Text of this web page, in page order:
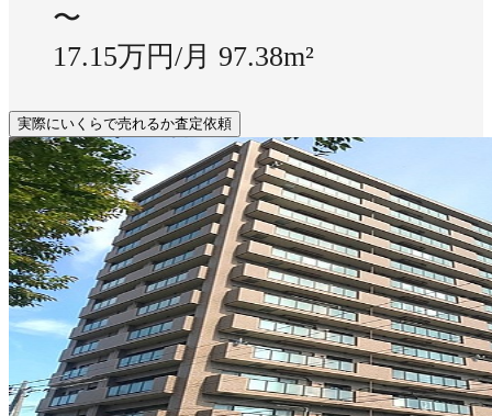
〜
17.15万円/月 97.38m²
実際にいくらで売れるか査定依頼